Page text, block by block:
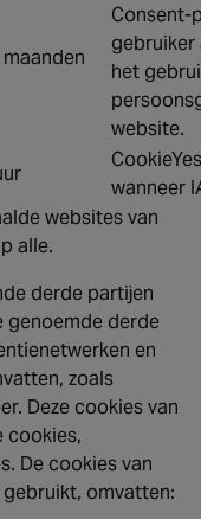
maanden
Consent-
het
website.
wanneer
websites van
alle.
derde partijen
genoemde derde
en
zoals
Deze cookies van
cookies,
De cookies van
omvatten: